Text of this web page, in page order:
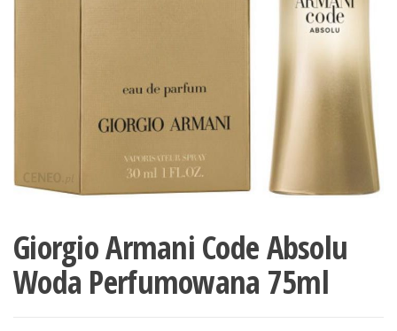
Giorgio Armani Code Absolu
Woda Perfumowana 75ml